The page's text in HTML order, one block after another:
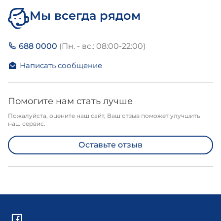
Мы всегда рядом
688 0000 (Пн. - вс.: 08:00-22:00)
Написать сообщение
Помогите нам стать лучше
Пожалуйста, оцените наш сайт, Ваш отзыв поможет улучшить
наш сервис.
Оставьте отзыв